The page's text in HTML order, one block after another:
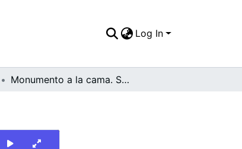
Log In
Monumento a la cama. Sevilla